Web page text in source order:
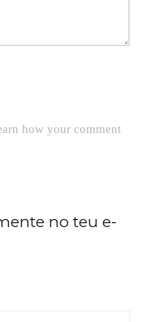
how your comment
no teu e-